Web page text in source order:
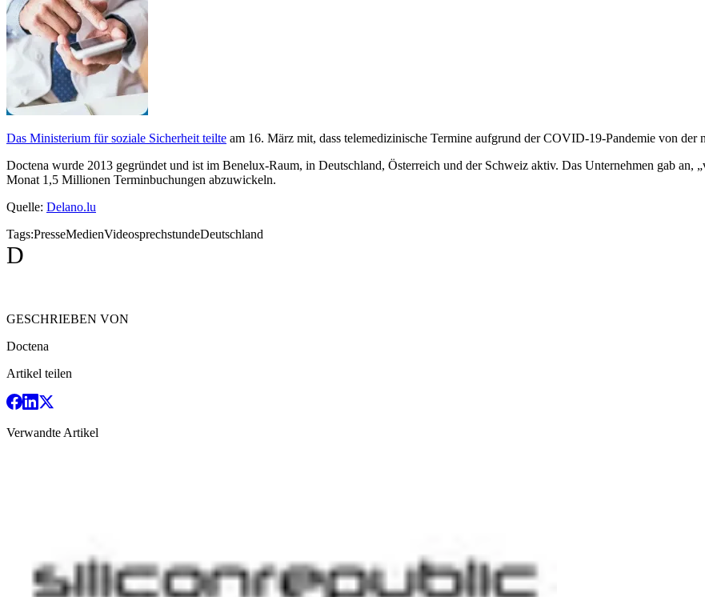
Das Ministerium für soziale Sicherheit teilte am 16. März mit, dass telemedizinische Termine aufgrund der COVID-19-Pandemie von der
Doctena wurde 2013 gegründet und ist im Benelux-Raum, in Deutschland, Österreich und der Schweiz aktiv. Das Unternehmen gab an,
Monat 1,5 Millionen Terminbuchungen abzuwickeln.
Quelle: Delano.lu
Tags:PresseMedienVideosprechstundeDeutschland
D
GESCHRIEBEN VON
Doctena
Artikel teilen
Verwandte Artikel